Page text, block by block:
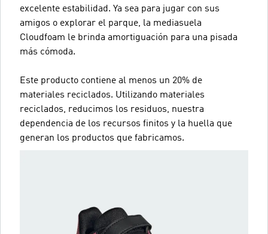
excelente estabilidad. Ya sea para jugar con sus
amigos o explorar el parque, la mediasuela
Cloudfoam le brinda amortiguación para una pisada
más cómoda.
Este producto contiene al menos un 20% de
materiales reciclados. Utilizando materiales
reciclados, reducimos los residuos, nuestra
dependencia de los recursos finitos y la huella que
generan los productos que fabricamos.